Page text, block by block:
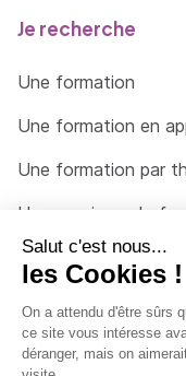
Je recherche
Une formation
Une formation en
Une formation par
Un organisme de
Un conseiller